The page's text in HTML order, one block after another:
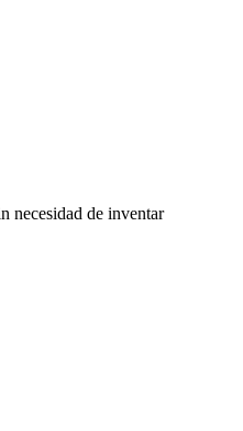
necesidad de inventar